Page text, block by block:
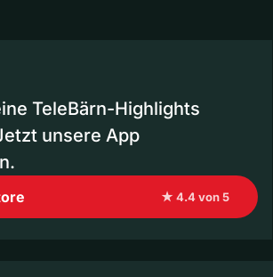
TeleBärn-Highlights
unsere App
★ 4.4 von 5